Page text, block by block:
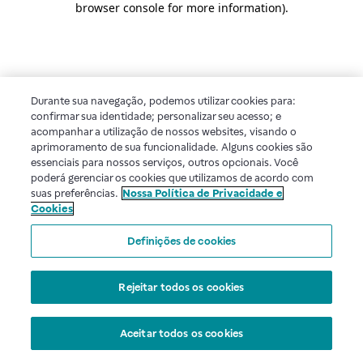
browser console for more information).
Durante sua navegação, podemos utilizar cookies para:
confirmar sua identidade; personalizar seu acesso; e
acompanhar a utilização de nossos websites, visando o
aprimoramento de sua funcionalidade. Alguns cookies são
essenciais para nossos serviços, outros opcionais. Você
poderá gerenciar os cookies que utilizamos de acordo com
suas preferências. Nossa Política de Privacidade e
Cookies
Definições de cookies
Rejeitar todos os cookies
Aceitar todos os cookies